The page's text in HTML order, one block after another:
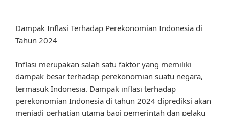
Dampak Inflasi Terhadap Perekonomian Indonesia di
Tahun 2024
Inflasi merupakan salah satu faktor yang memiliki
dampak besar terhadap perekonomian suatu negara,
termasuk Indonesia. Dampak inflasi terhadap
perekonomian Indonesia di tahun 2024 diprediksi akan
menjadi perhatian utama bagi pemerintah dan pelaku